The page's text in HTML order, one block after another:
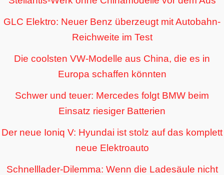
GLC Elektro: Neuer Benz überzeugt mit Autobahn-
Reichweite im Test
Die coolsten VW-Modelle aus China, die es in
Europa schaffen könnten
Schwer und teuer: Mercedes folgt BMW beim
Einsatz riesiger Batterien
Der neue Ioniq V: Hyundai ist stolz auf das komplett
neue Elektroauto
Schnelllader-Dilemma: Wenn die Ladesäule nicht